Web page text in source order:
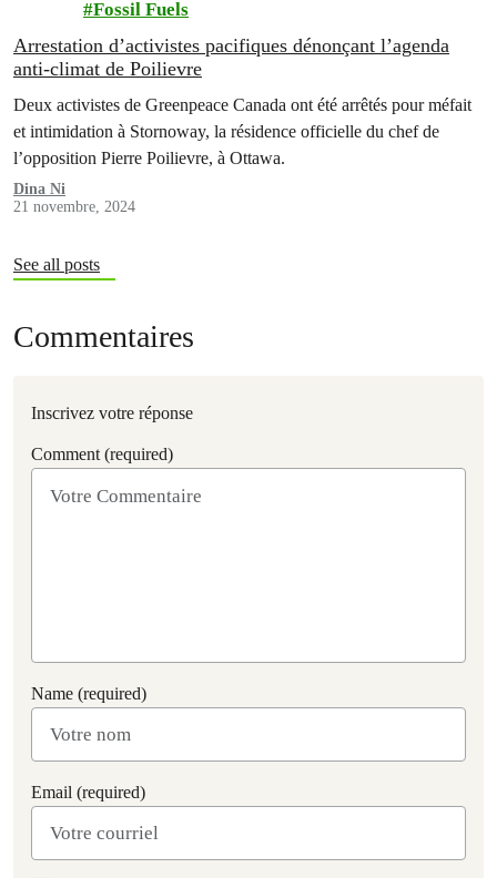
Fossil Fuels
Arrestation d’activistes pacifiques dénonçant l’agenda
anti-climat de Poilievre
Deux activistes de Greenpeace Canada ont été arrêtés pour méfait
et intimidation à Stornoway, la résidence officielle du chef de
l’opposition Pierre Poilievre, à Ottawa.
Dina Ni
21 novembre, 2024
See all posts
Commentaires
Inscrivez votre réponse
Comment (required)
Name (required)
Email (required)